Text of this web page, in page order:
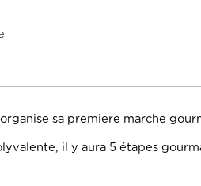
sa premiere marche
il y aura 5 étapes